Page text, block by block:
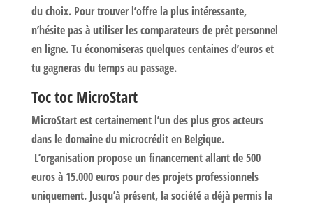
du choix. Pour trouver l’offre la plus intéressante,
n’hésite pas à utiliser les comparateurs de prêt personnel
en ligne. Tu économiseras quelques centaines d’euros et
tu gagneras du temps au passage.
Toc toc MicroStart
MicroStart est certainement l’un des plus gros acteurs
dans le domaine du microcrédit en Belgique.
L’organisation propose un financement allant de 500
euros à 15.000 euros pour des projets professionnels
uniquement. Jusqu’à présent, la société a déjà permis la